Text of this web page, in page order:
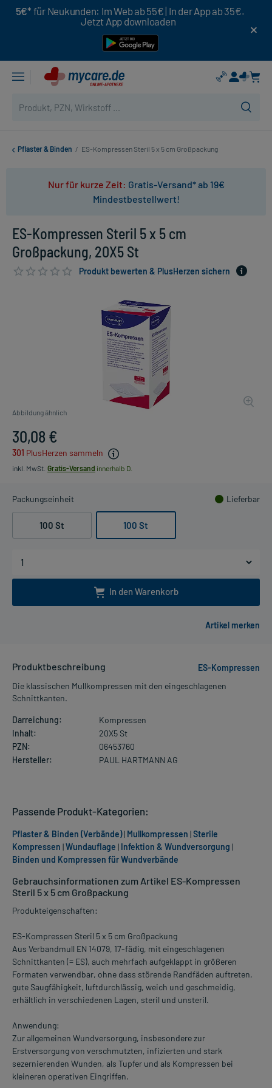
5€* für Neukunden: Im Web ab 55€ | In der App ab 35€.
Jetzt App downloaden
Pflaster & Binden / ES-Kompressen Steril 5 x 5 cm Großpackung
Nur für kurze Zeit: Gratis-Versand* ab 19€
Mindestbestellwert!
ES-Kompressen Steril 5 x 5 cm
Großpackung, 20X5 St
Produkt bewerten & PlusHerzen sichern
Abbildung ähnlich
30,08 €
301 PlusHerzen sammeln
inkl. MwSt. Gratis-Versand innerhalb D.
Packungseinheit Lieferbar
100 St 100 St
In den Warenkorb
Produktbeschreibung
ES-Kompressen
Die klassischen Mullkompressen mit den eingeschlagenen
Schnittkanten.
Darreichung:
Kompressen
Inhalt:
20X5 St
PZN:
06453760
Hersteller:
PAUL HARTMANN AG
Gebrauchsinformationen zum Artikel ES-Kompressen
Steril 5 x 5 cm Großpackung
Produkteigenschaften:
ES-Kompressen Steril 5 x 5 cm Großpackung
Aus Verbandmull EN 14079, 17-fädig, mit eingeschlagenen
Schnittkanten (= ES), auch mehrfach aufgeklappt in größeren
Formaten verwendbar, ohne dass störende Randfäden auftreten,
gute Saugfähigkeit, luftdurchlässig, weich und geschmeidig,
erhältlich in verschiedenen Lagen, steril und unsteril.
Anwendung:
Zur allgemeinen Wundversorgung, insbesondere zur
Erstversorgung von verschmutzten, infizierten und stark
sezernierenden Wunden, als Tupfer und als Kompressen bei
kleineren operativen Eingriffen.
Passende Produkt-Kategorien:
Pflaster & Binden (Verbände)| Mullkompressen |Sterile
Kompressen |Wundauflage | Infektion & Wundversorgung |
Binden und Kompressen für Wundverbände